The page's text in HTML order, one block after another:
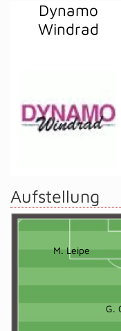
Dynamo
Windrad
Aufstellung
M. Leipe
G.